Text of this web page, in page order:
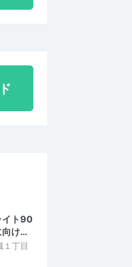
イト90
向け…
１丁目